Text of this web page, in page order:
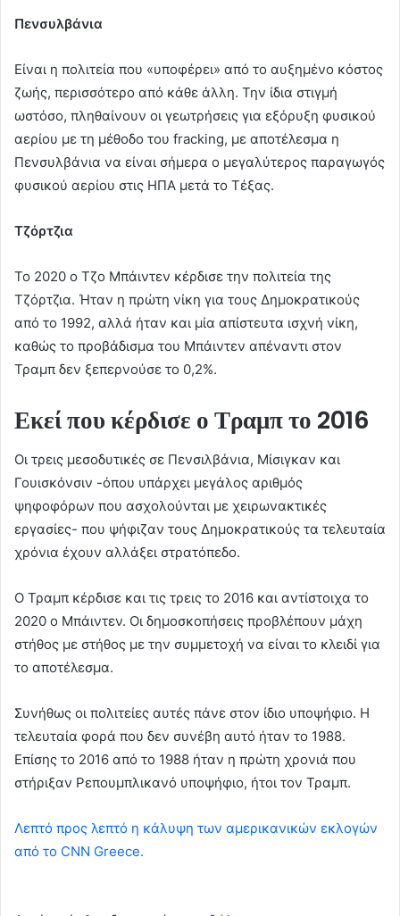
Πενσυλβάνια
Είναι η πολιτεία που «υποφέρει» από το αυξημένο κόστος
ζωής, περισσότερο από κάθε άλλη. Την ίδια στιγμή
ωστόσο, πληθαίνουν οι γεωτρήσεις για εξόρυξη φυσικού
αερίου με τη μέθοδο του fracking, με αποτέλεσμα η
Πενσυλβάνια να είναι σήμερα ο μεγαλύτερος παραγωγός
φυσικού αερίου στις ΗΠΑ μετά το Τέξας.
Τζόρτζια
Το 2020 ο Τζο Μπάιντεν κέρδισε την πολιτεία της
Τζόρτζια. Ήταν η πρώτη νίκη για τους Δημοκρατικούς
από το 1992, αλλά ήταν και μία απίστευτα ισχνή νίκη,
καθώς το προβάδισμα του Μπάιντεν απέναντι στον
Τραμπ δεν ξεπερνούσε το 0,2%.
Εκεί που κέρδισε ο Τραμπ το 2016
Οι τρεις μεσοδυτικές σε Πενσιλβάνια, Μίσιγκαν και
Γουισκόνσιν -όπου υπάρχει μεγάλος αριθμός
ψηφοφόρων που ασχολούνται με χειρωνακτικές
εργασίες- που ψήφιζαν τους Δημοκρατικούς τα τελευταία
χρόνια έχουν αλλάξει στρατόπεδο.
Ο Τραμπ κέρδισε και τις τρεις το 2016 και αντίστοιχα το
2020 ο Μπάιντεν. Οι δημοσκοπήσεις προβλέπουν μάχη
στήθος με στήθος με την συμμετοχή να είναι το κλειδί για
το αποτέλεσμα.
Συνήθως οι πολιτείες αυτές πάνε στον ίδιο υποψήφιο. Η
τελευταία φορά που δεν συνέβη αυτό ήταν το 1988.
Επίσης το 2016 από το 1988 ήταν η πρώτη χρονιά που
στήριξαν Ρεπουμπλικανό υποψήφιο, ήτοι τον Τραμπ.
Λεπτό προς λεπτό η κάλυψη των αμερικανικών εκλογών
από το CNN Greece.